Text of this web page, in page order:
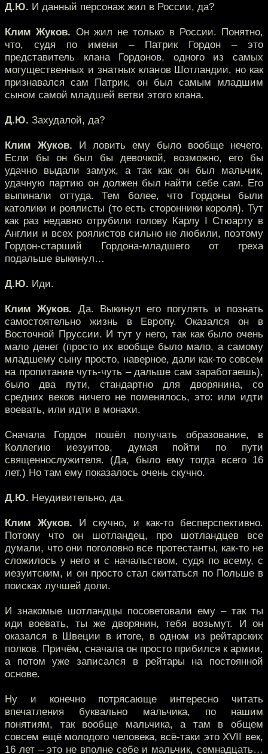
Д.Ю. И данный персонаж жил в России, да?
Клим Жуков. Он жил не только в России. Понятно,
что, судя по имени – Патрик Гордон – это
представитель клана Гордонов, одного из самых
могущественных и знатных кланов Шотландии, но как
признавался сам Патрик, он был самым младшим
сыном самой младшей ветви этого клана.
Д.Ю. Захудалой, да?
Клим Жуков. И ловить ему было вообще нечего.
Если бы он был бы девочкой, возможно, его бы
удачно выдали замуж, а так как он был мальчик,
удачную партию он должен был найти себе сам. Его
выпинали оттуда. Тем более, что Гордоны были
католики и роялисты (то есть сторонники короля). Тут
как раз недавно отрубили голову Карлу I Стюарту в
Англии и всех роялистов сильно не любили, поэтому
Гордон-старший Гордона-младшего от греха
подальше выкинул…
Д.Ю. Иди.
Клим Жуков. Да. Выкинул его погулять и познать
самостоятельно жизнь в Европу. Оказался он в
Восточной Пруссии. И тут у него, так как было очень
мало денег (просто их вообще было мало, а самому
младшему сыну просто, наверное, дали как-то совсем
на пропитание чуть-чуть – дальше сам заработаешь),
было два пути, стандартно для дворянина, со
средних веков ничего не поменялось, это: или идти
воевать, или идти в монахи.
Сначала Гордон пошёл получать образование, в
Коллегию иезуитов, думая пойти по пути
священнослужителя. (Да, было ему тогда всего 16
лет.) Но там ему показалось очень скучно.
Д.Ю. Неудивительно, да.
Клим Жуков. И скучно, и как-то бесперспективно.
Потому что он шотландец, про шотландцев все
думали, что они поголовно все протестанты, как-то не
сложилось у него и с начальством, судя по всему, с
иезуитским, и он просто стал скитаться по Польше в
поисках лучшей доли.
И знакомые шотландцы посоветовали ему – так ты
иди воевать, ты же дворянин, тебя возьмут. И он
оказался в Швеции в итоге, в одном из рейтарских
полков. Причём, сначала он просто прибился к армии,
а потом уже записался в рейтары на постоянной
основе.
Ну и конечно потрясающе интересно читать
впечатления буквально мальчика, по нашим
понятиям, так вообще мальчика, а там в общем
совсем ещё молодого человека, всё-таки это XVII век,
16 лет – это не вполне себе и мальчик, семнадцать…